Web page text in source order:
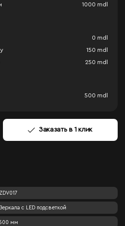
1000 mdl
0 mdl
150 mdl
250 mdl
500 mdl
Заказать в 1 клик
ZDV017
Зеркала c LED подсветкой
мм